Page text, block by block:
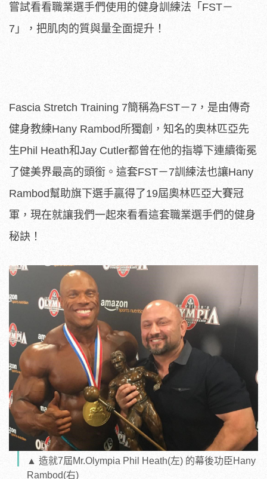
嘗試看看職業選手們使用的健身訓練法「FST－
7」，把肌肉的質與量全面提升！
Fascia Stretch Training 7簡稱為FST－7，是由傳奇
健身教練Hany Rambod所獨創，知名的奧林匹亞先
生Phil Heath和Jay Cutler都曾在他的指導下連續衛冕
了健美界最高的頭銜。這套FST－7訓練法也讓Hany
Rambod幫助旗下選手贏得了19屆奧林匹亞大賽冠
軍，現在就讓我們一起來看看這套職業選手們的健身
秘訣！
▲ 造就7屆Mr.Olympia Phil Heath(左) 的幕後功臣Hany
Rambod(右)